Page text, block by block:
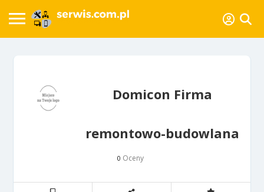
Domicon Firma
remontowo-budowlana
0 Oceny